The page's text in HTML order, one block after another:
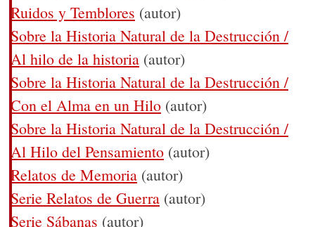
Ruidos y Temblores (autor)
Sobre la Historia Natural de la Destrucción /
Al hilo de la historia (autor)
Sobre la Historia Natural de la Destrucción /
Con el Alma en un Hilo (autor)
Sobre la Historia Natural de la Destrucción /
Al Hilo del Pensamiento (autor)
Relatos de Memoria (autor)
Serie Relatos de Guerra (autor)
Serie Sábanas (autor)